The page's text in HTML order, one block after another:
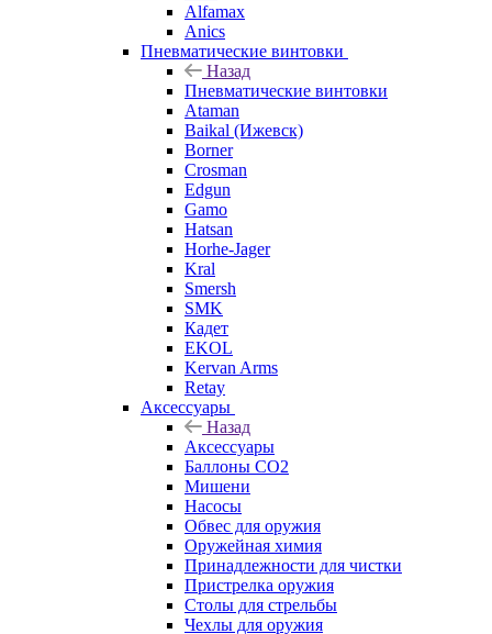
Alfamax
Anics
Пневматические винтовки
Назад
Пневматические винтовки
Ataman
Baikal (Ижевск)
Borner
Crosman
Edgun
Gamo
Hatsan
Horhe-Jager
Kral
Smersh
SMK
Кадет
EKOL
Kervan Arms
Retay
Аксессуары
Назад
Аксессуары
Баллоны СО2
Мишени
Насосы
Обвес для оружия
Оружейная химия
Принадлежности для чистки
Пристрелка оружия
Столы для стрельбы
Чехлы для оружия